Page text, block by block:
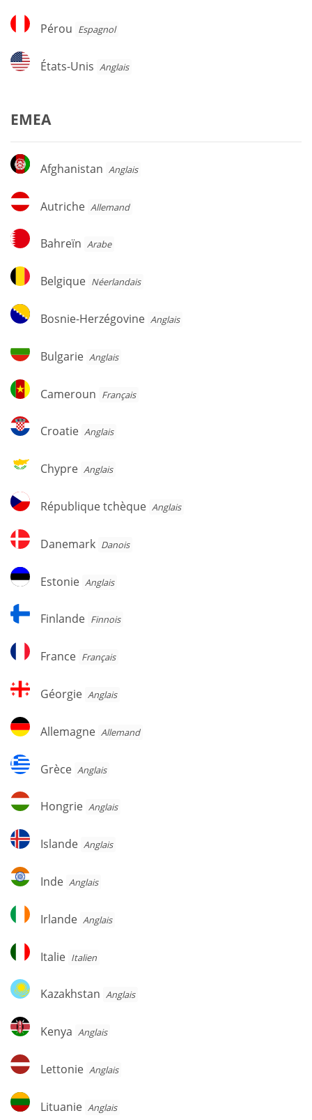
Pérou
Pérou Espagnol
États-
Unis
États-Unis Anglais
EMEA
Afghanistan
Afghanistan Anglais
Autriche
Autriche Allemand
Bahreïn
Bahreïn Arabe
Belgique
Belgique Néerlandais
Bosnie-
Herzégovine
Bosnie-Herzégovine Anglais
Bulgarie
Bulgarie Anglais
Cameroun
Cameroun Français
Croatie
Croatie Anglais
Chypre
Chypre Anglais
République
tchèque
République tchèque Anglais
Danemark
Danemark Danois
Estonie
Estonie Anglais
Finlande
Finlande Finnois
France
France Français
Géorgie
Géorgie Anglais
Allemagne
Allemagne Allemand
Grèce
Grèce Anglais
Hongrie
Hongrie Anglais
Islande
Islande Anglais
Inde
Inde Anglais
Irlande
Irlande Anglais
Italie
Italie Italien
Kazakhstan
Kazakhstan Anglais
Kenya
Kenya Anglais
Lettonie
Lettonie Anglais
Lituanie
Lituanie Anglais